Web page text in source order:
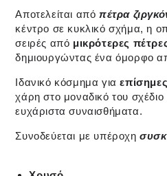
Αποτελείται από πέτρα
κέντρο σε κυκλικό σχήμα, η
σειρές από μικρότερες
δημιουργώντας ένα όμορφο
Ιδανικό κόσμημα για
χάρη στο μοναδικό του σχέδιο
ευχάριστα συναισθήματα.
Συνοδεύεται με υπέροχη